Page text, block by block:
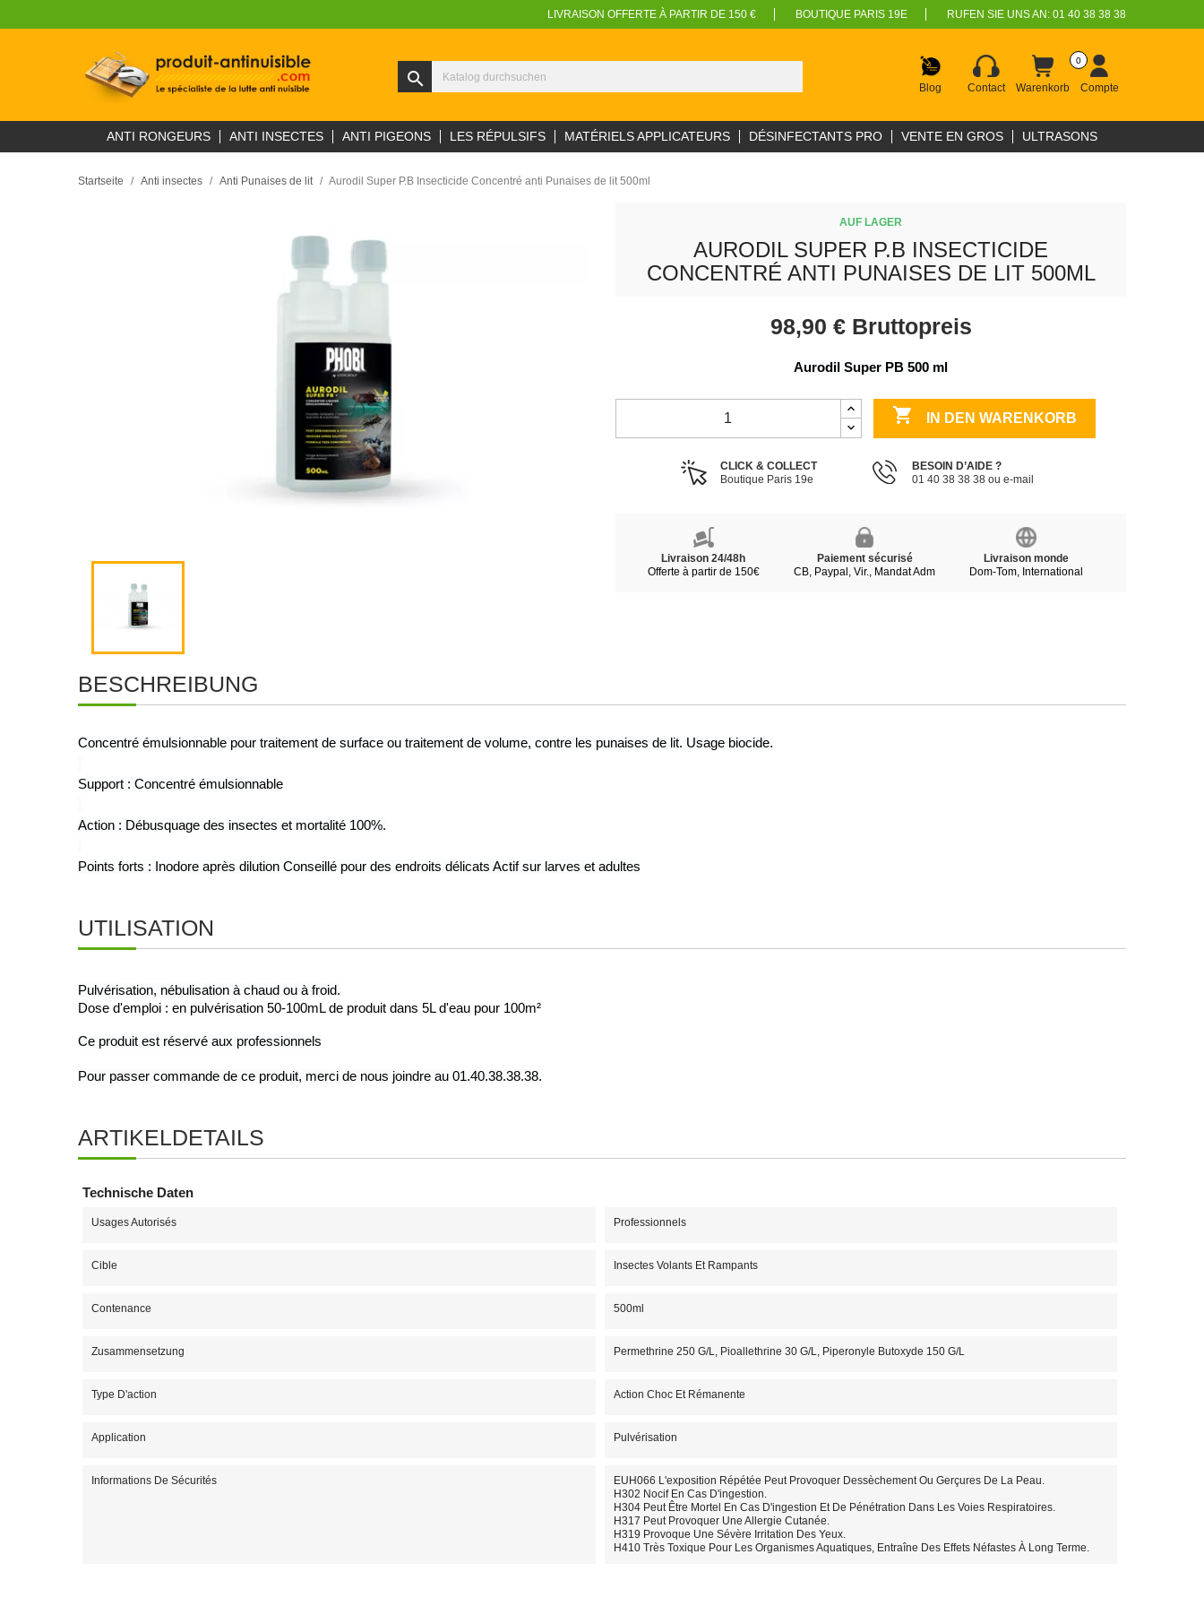
LIVRAISON OFFERTE À PARTIR DE 150 € BOUTIQUE PARIS 19E RUFEN SIE UNS AN: 01 40 38 38 38
search Blog Contact Warenkorb
0
Compte
ANTI RONGEURS ANTI INSECTES ANTI PIGEONS LES RÉPULSIFS MATÉRIELS APPLICATEURS DÉSINFECTANTS PRO VENTE EN GROS ULTRASONS
Startseite Anti insectes Anti Punaises de lit Aurodil Super P.B Insecticide Concentré anti Punaises de lit 500ml
AUF LAGER
AURODIL SUPER P.B INSECTICIDE
CONCENTRÉ ANTI PUNAISES DE LIT 500ML
98,90 € Bruttopreis
Aurodil Super PB 500 ml
 IN DEN WARENKORB
CLICK & COLLECT
Boutique Paris 19e
BESOIN D’AIDE ?
01 40 38 38 38 ou e-mail
Livraison 24/48h
Offerte à partir de 150€
Paiement sécurisé
CB, Paypal, Vir., Mandat Adm
Livraison monde
Dom-Tom, International
BESCHREIBUNG
Concentré émulsionnable pour traitement de surface ou traitement de volume, contre les punaises de lit. Usage biocide.
Support : Concentré émulsionnable
Action : Débusquage des insectes et mortalité 100%.
Points forts : Inodore après dilution Conseillé pour des endroits délicats Actif sur larves et adultes
UTILISATION
Pulvérisation, nébulisation à chaud ou à froid.
Dose d'emploi : en pulvérisation 50-100mL de produit dans 5L d'eau pour 100m²
Ce produit est réservé aux professionnels
Pour passer commande de ce produit, merci de nous joindre au 01.40.38.38.38.
ARTIKELDETAILS
Technische Daten
Usages Autorisés Professionnels
Cible Insectes Volants Et Rampants
Contenance 500ml
Zusammensetzung Permethrine 250 G/l, Pioallethrine 30 G/l, Piperonyle Butoxyde 150 G/l
Type D'action Action Choc Et Rémanente
Application Pulvérisation
Informations De Sécurités
EUH066 L'exposition Répétée Peut Provoquer Dessèchement Ou Gerçures De La Peau.
H302 Nocif En Cas D'ingestion.
H304 Peut Être Mortel En Cas D'ingestion Et De Pénétration Dans Les Voies Respiratoires.
H317 Peut Provoquer Une Allergie Cutanée.
H319 Provoque Une Sévère Irritation Des Yeux.
H410 Très Toxique Pour Les Organismes Aquatiques, Entraîne Des Effets Néfastes À Long Terme.